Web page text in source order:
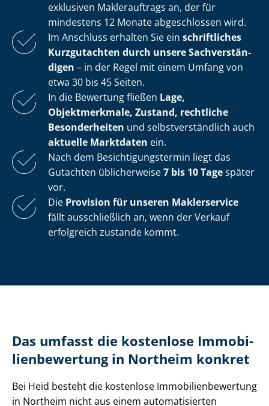
exklusiven Maklerauftrags an, der für
mindestens 12 Monate abgeschlossen wird.
Im Anschluss erhalten Sie ein schriftliches
Kurzgutachten durch unsere Sach­ver­stän­
di­gen – in der Regel mit einem Umfang von
etwa 30 bis 45 Seiten.
In die Bewertung fließen Lage,
Objektmerkmale, Zustand, rechtliche
Besonderheiten und selbst­ver­ständ­lich auch
aktuelle Marktdaten ein.
Nach dem Be­sich­ti­gungs­ter­min liegt das
Gutachten üblicherweise7 bis 10 Tagespäter
vor.
Die Provision für unseren Maklerservice
fällt ausschließlich an, wenn der Verkauf
erfolgreich zustande kommt.
Das umfasst die kostenlose Im­mo­bi­
li­en­be­wer­tung in Northeim konkret
Bei Heid besteht die kostenlose Im­mo­bi­li­en­be­wer­tung
in Northeim nicht aus einem automatisierten